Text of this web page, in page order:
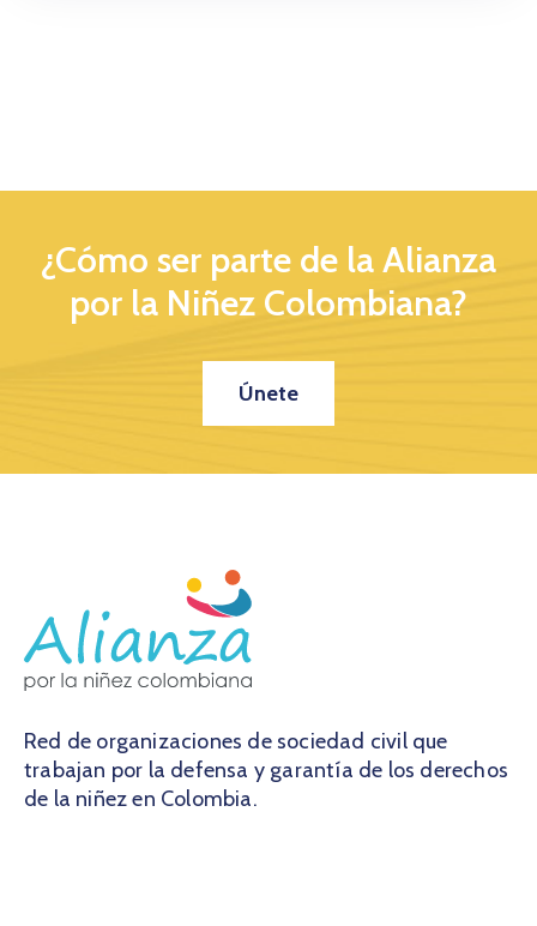
¿Cómo ser parte de la Alianza
por la Niñez Colombiana?
Únete
Red de organizaciones de sociedad civil que
trabajan por la defensa y garantía de los derechos
de la niñez en Colombia.